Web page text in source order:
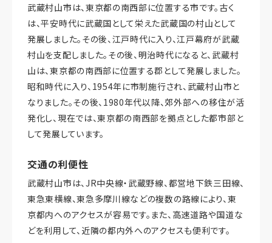
武蔵村山市は、東京都の南西部に位置する市です。古く
は、平安時代に武蔵国として栄えた武蔵国の村山として
発展しました。その後、江戸時代に入り、江戸幕府が武蔵
村山を支配しました。その後、明治時代になると、武蔵村
山は、東京都の南西部に位置する郡として発展しました。
昭和時代に入り、1954年に市制施行され、武蔵村山市と
なりました。その後、1980年代以降、郊外部への移住が活
発化し、現在では、東京都の南西部を拠点とした都市部と
して発展しています。
交通の利便性
武蔵村山市は、JR中央線・武蔵野線、都営地下鉄三田線、
東急東横線、東急多摩川線などの複数の路線により、東
京都内へのアクセスが容易です。また、高速道路や国道な
どを利用して、近隣の都内外へのアクセスも便利です。